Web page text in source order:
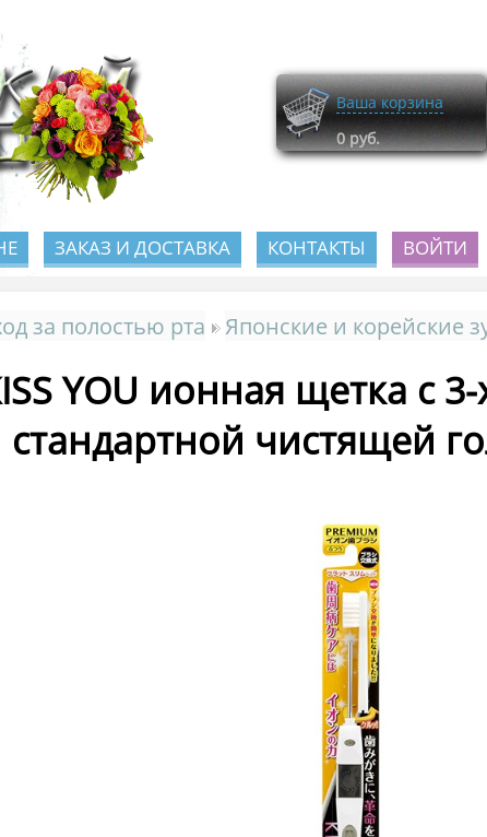
Ваша корзина
0 руб.
ЗАКАЗ И ДОСТАВКА КОНТАКТЫ ВОЙТИ
за полостью рта Японские и корейские
YOU ионная щетка с
стандартной чистящей